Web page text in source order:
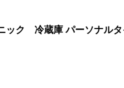
ク 冷蔵庫 パーソナルタ